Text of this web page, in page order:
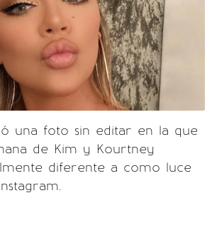
una foto sin editar en la que
de Kim y Kourtney
diferente a como luce